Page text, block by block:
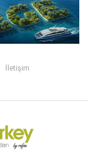
İletişim